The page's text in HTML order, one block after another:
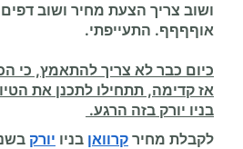
ושוב צריך הצעת מחיר ושוב
אוףףףף. התעייפתי.
כיום כבר לא צריך להתאמץ, כי
אז קדימה, תתחילו לתכנן את
בניו יורק בזה הרגע.
לקבלת מחיר קרוואן בניו יורק